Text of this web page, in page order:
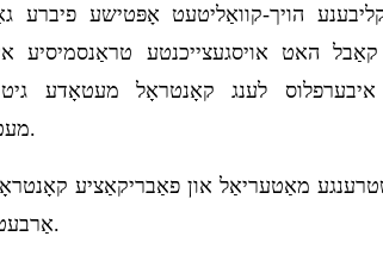
הויך-קוואַליטעט אָפּטישע
האט אויסגעצייכנטע טראַנסמיסיע
איבערפלוס לענג קאָנטראָל מעטאָדע
מעכאַנישע און סביבה אייגנשאַפטן.
מאַטעריאַל און פאַבריקאַציע
אַרבעטן סטאַביל פֿאַר מער ווי 30 יאָר.